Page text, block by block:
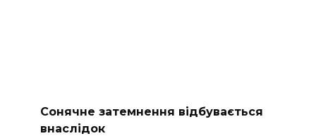
Сонячне затемнення відбувається
внаслідок